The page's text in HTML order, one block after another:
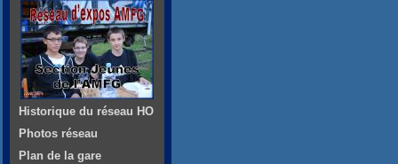
Historique du réseau HO
Photos réseau
Plan de la gare